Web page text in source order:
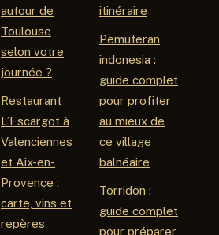
autour de
Toulouse
selon votre
journée ?
Restaurant
L’Escargot à
Valenciennes
et Aix-en-
Provence :
carte, vins et
repères
itinéraire
Pemuteran
indonesia :
guide complet
pour profiter
au mieux de
ce village
balnéaire
Torridon :
guide complet
pour préparer